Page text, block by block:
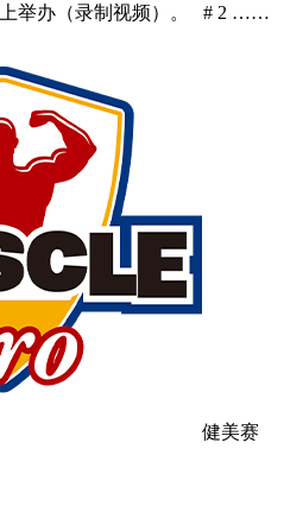
上举办（录制视频）。 # 2 ……
健美赛